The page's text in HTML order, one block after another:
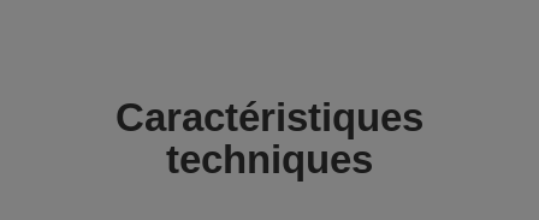
Caractéristiques
techniques